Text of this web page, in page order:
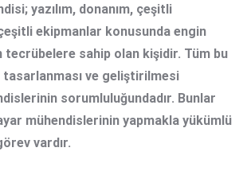
; yazılım, donanım, çeşitli
ekipmanlar konusunda engin
tecrübelere sahip olan kişidir. Tüm bu
ve geliştirilmesi
sorumluluğundadır. Bunlar
mühendislerinin yapmakla yükümlü
vardır.